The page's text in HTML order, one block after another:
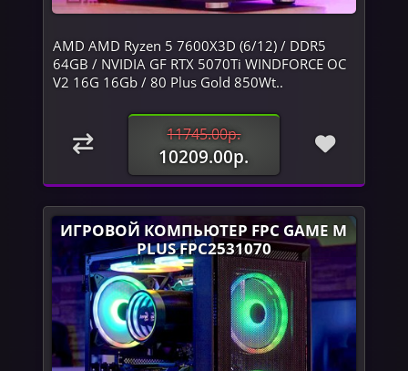
AMD AMD Ryzen 5 7600X3D (6/12) / DDR5
64GB / NVIDIA GF RTX 5070Ti WINDFORCE OC
V2 16G 16Gb / 80 Plus Gold 850Wt..
11745.00р.
10209.00р.
ИГРОВОЙ КОМПЬЮТЕР FPC GAME M
PLUS FPC2531070